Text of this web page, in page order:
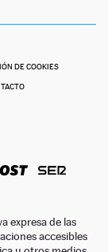
DE COOKIES
expresa de las
accesibles